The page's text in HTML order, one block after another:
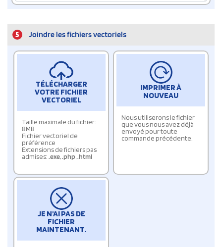
5 Joindre les fichiers vectoriels
TÉLÉCHARGER
VOTRE FICHIER
VECTORIEL
Taille maximale du fichier:
8MB
Fichier vectoriel de
préférence
Extensions de fichiers pas
admises:.exe,.php,.html
IMPRIMER À
NOUVEAU
Nous utiliserons le fichier
que vous nous avez déjà
envoyé pour toute
commande précédente.
JE N'AI PAS DE
FICHIER
MAINTENANT.